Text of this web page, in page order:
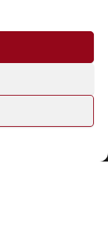
Head Blog